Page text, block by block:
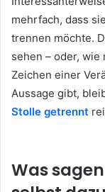
mehrfach, dass
trennen möchte.
sehen – oder,
Zeichen einer
Aussage gibt,
Stolle getrennt
Was